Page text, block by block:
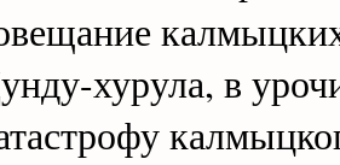
хурула, в